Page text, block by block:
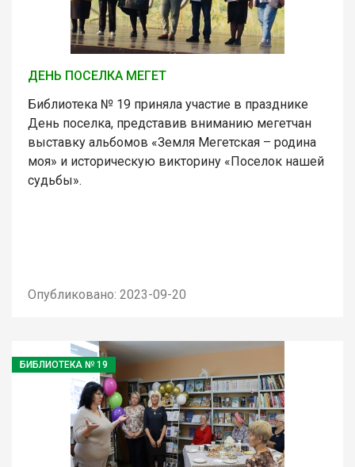
ДЕНЬ ПОСЕЛКА МЕГЕТ
Библиотека № 19 приняла участие в празднике
День поселка, представив вниманию мегетчан
выставку альбомов «Земля Мегетская – родина
моя» и историческую викторину «Поселок нашей
судьбы».
Опубликовано: 2023-09-20
БИБЛИОТЕКА № 19